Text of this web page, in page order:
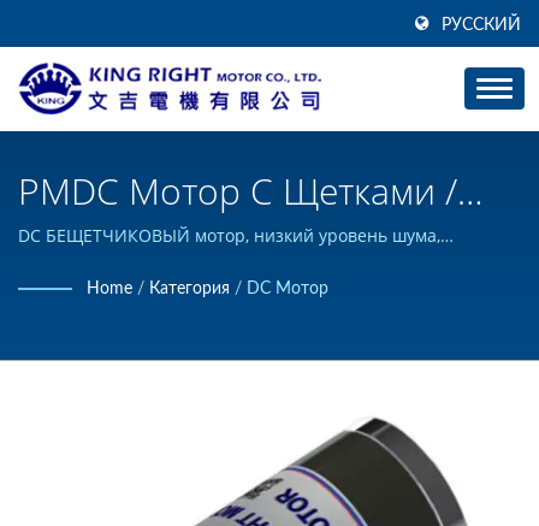
РУССКИЙ
PMDC Мотор С Щетками /
Производитель
Высококрутящихся
DC БЕЩЕТЧИКОВЫЙ мотор, низкий уровень шума,
может разрабатывать и производить на заказ продукцию
Home / Категория / DC Мотор